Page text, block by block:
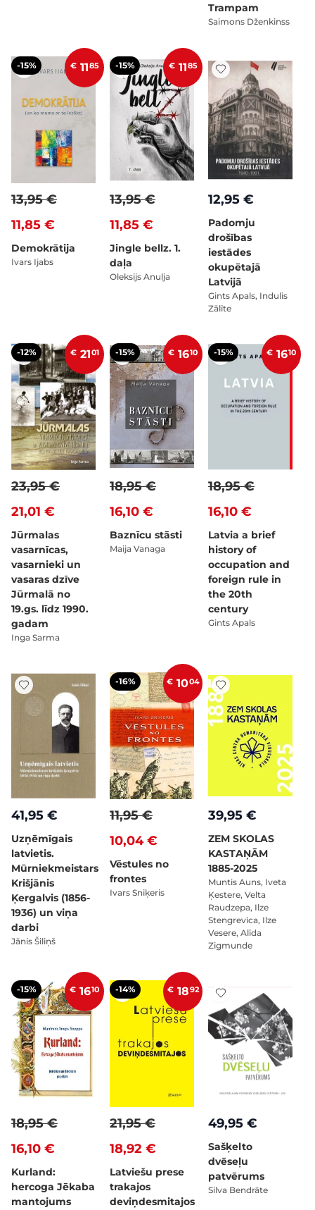
Trampam
Saimons Dženkinss
-15% € 1185
11,85 €
13,95 €
Demokrātija
Ivars Ijabs
-15% € 1185
11,85 €
13,95 €
Jingle bellz. 1.
daļa
Oleksijs Anulja
12,95 €
Padomju
drošības
iestādes
okupētajā
Latvijā
Gints Apals, Indulis
Zālīte
-12% € 2101
21,01 €
23,95 €
Jūrmalas
vasarnīcas,
vasarnieki un
vasaras dzīve
Jūrmalā no
19.gs. līdz 1990.
gadam
Inga Sarma
-15% € 1610
16,10 €
18,95 €
Baznīcu stāsti
Maija Vanaga
-15% € 1610
16,10 €
18,95 €
Latvia a brief
history of
occupation and
foreign rule in
the 20th
century
Gints Apals
41,95 €
Uzņēmīgais
latvietis.
Mūrniekmeistars
Krišjānis
Ķergalvis (1856-
1936) un viņa
darbi
Jānis Šiliņš
-16% € 1004
10,04 €
11,95 €
Vēstules no
frontes
Ivars Sniķeris
39,95 €
ZEM SKOLAS
KASTAŅĀM
1885-2025
Muntis Auns, Iveta
Ķestere, Velta
Raudzepa, Ilze
Stengrevica, Ilze
Vesere, Alīda
Zigmun­de
-15% € 1610
16,10 €
18,95 €
Kurland:
hercoga Jēkaba
mantojums
-14% € 1892
18,92 €
21,95 €
Latviešu prese
trakajos
deviņdesmitajos
49,95 €
Sašķelto
dvēseļu
patvērums
Silva Bendrāte